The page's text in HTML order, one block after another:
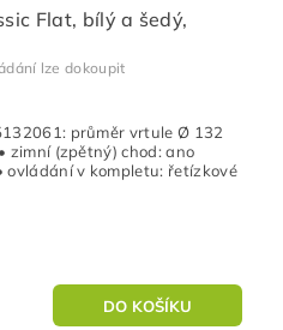
Flat, bílý a šedý,
lze dokoupit
průměr vrtule Ø 132
zimní (zpětný) chod: ano
v kompletu: řetízkové